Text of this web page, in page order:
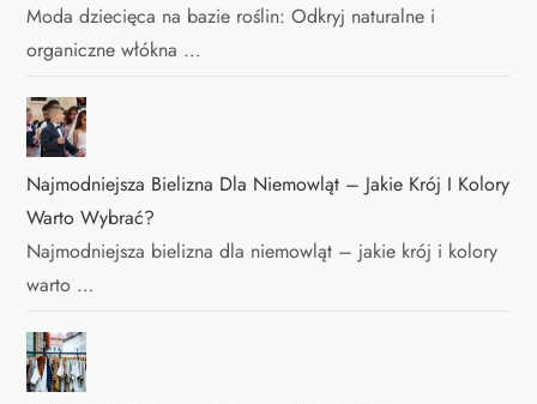
Moda dziecięca na bazie roślin: Odkryj naturalne i
organiczne włókna …
Najmodniejsza Bielizna Dla Niemowląt – Jakie Krój I Kolory
Warto Wybrać?
Najmodniejsza bielizna dla niemowląt – jakie krój i kolory
warto …